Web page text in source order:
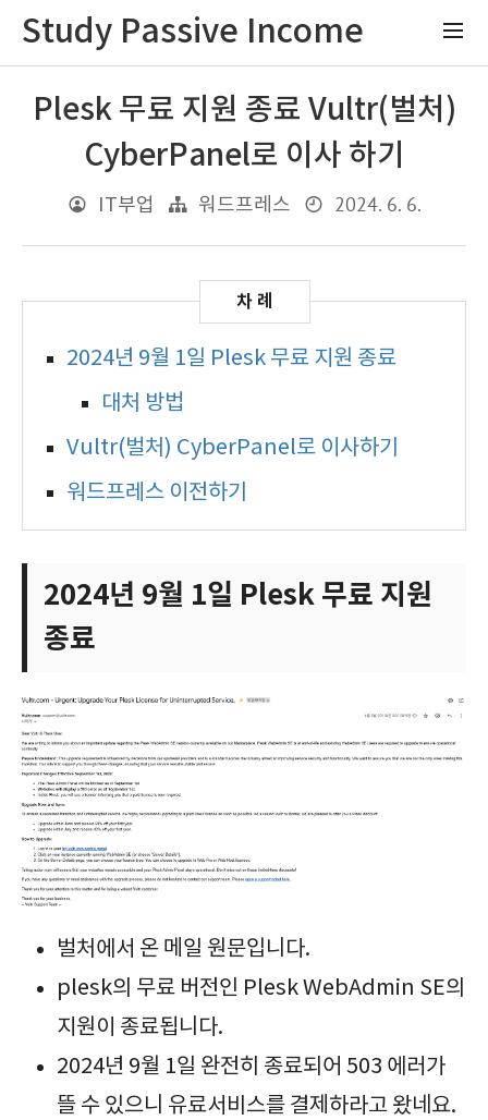
Study Passive Income
Plesk 무료 지원 종료 Vultr(벌처)
CyberPanel로 이사 하기
IT부업 워드프레스 2024. 6. 6.
2024년 9월 1일 Plesk 무료 지원 종료
대처 방법
Vultr(벌처) CyberPanel로 이사하기
워드프레스 이전하기
2024년 9월 1일 Plesk 무료 지원
종료
벌처에서 온 메일 원문입니다.
plesk의 무료 버전인 Plesk WebAdmin SE의
지원이 종료됩니다.
2024년 9월 1일 완전히 종료되어 503 에러가
뜰 수 있으니 유료서비스를 결제하라고 왔네요.